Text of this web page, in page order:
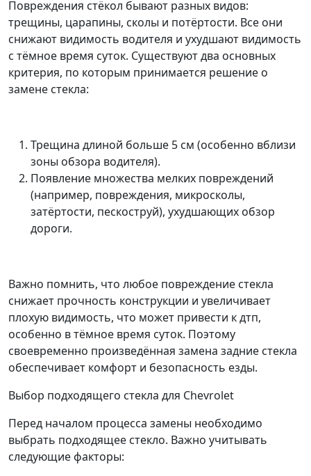
Повреждения стёкол бывают разных видов:
трещины, царапины, сколы и потёртости. Все они
снижают видимость водителя и ухудшают видимость
с тёмное время суток. Существуют два основных
критерия, по которым принимается решение о
замене стекла:
Трещина длиной больше 5 см (особенно вблизи
зоны обзора водителя).
Появление множества мелких повреждений
(например, повреждения, микросколы,
затёртости, пескоструй), ухудшающих обзор
дороги.
Важно помнить, что любое повреждение стекла
снижает прочность конструкции и увеличивает
плохую видимость, что может привести к дтп,
особенно в тёмное время суток. Поэтому
своевременно произведённая замена задние стекла
обеспечивает комфорт и безопасность езды.
Выбор подходящего стекла для Chevrolet
Перед началом процесса замены необходимо
выбрать подходящее стекло. Важно учитывать
следующие факторы: